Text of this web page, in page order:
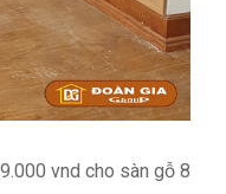
vnd cho sàn gỗ 8